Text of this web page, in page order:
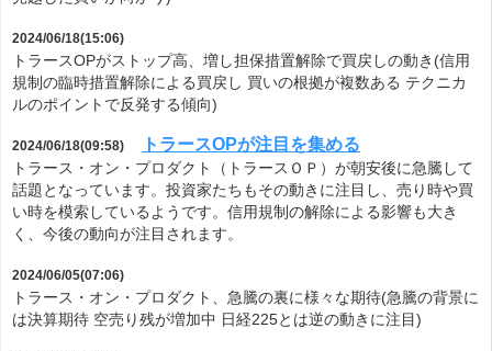
2024/06/18(15:06)
トラースOPがストップ高、増し担保措置解除で買戻しの動き(信用
規制の臨時措置解除による買戻し 買いの根拠が複数ある テクニカ
ルのポイントで反発する傾向)
2024/06/18(09:58) トラースOPが注目を集める
トラース・オン・プロダクト（トラースＯＰ）が朝安後に急騰して
話題となっています。投資家たちもその動きに注目し、売り時や買
い時を模索しているようです。信用規制の解除による影響も大き
く、今後の動向が注目されます。
2024/06/05(07:06)
トラース・オン・プロダクト、急騰の裏に様々な期待(急騰の背景に
は決算期待 空売り残が増加中 日経225とは逆の動きに注目)